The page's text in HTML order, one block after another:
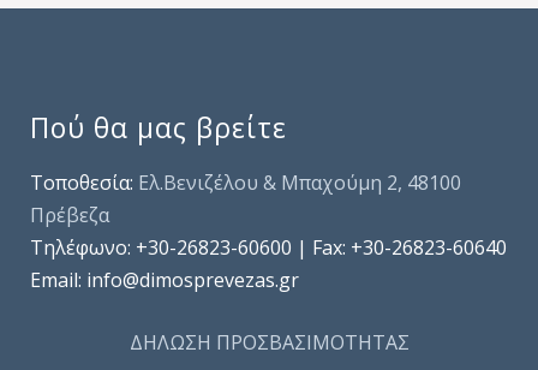
Πού θα μας βρείτε
Τοποθεσία: Ελ.Βενιζέλου & Μπαχούμη 2, 48100
Πρέβεζα
Τηλέφωνo: +30-26823-60600 | Fax: +30-26823-60640
Email: info@dimosprevezas.gr
ΔΗΛΩΣΗ ΠΡΟΣΒΑΣΙΜΟΤΗΤΑΣ